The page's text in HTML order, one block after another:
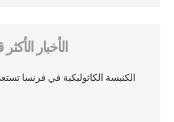
الأخبار
الكنيسة الكاثوليكية في فرنسا تستعدّ